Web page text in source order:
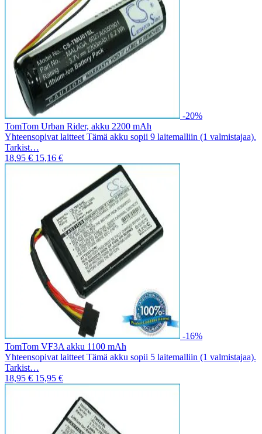
-20%
TomTom Urban Rider, akku 2200 mAh
Yhteensopivat laitteet Tämä akku sopii 9 laitemalliin (1 valmistajaa).
Tarkist…
18,95 € 15,16 €
-16%
TomTom VF3A akku 1100 mAh
Yhteensopivat laitteet Tämä akku sopii 5 laitemalliin (1 valmistajaa).
Tarkist…
18,95 € 15,95 €